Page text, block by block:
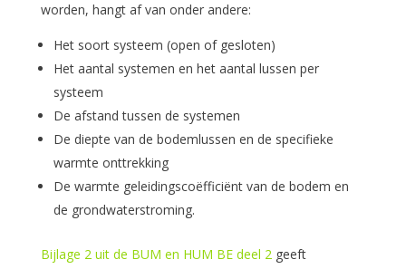
worden, hangt af van onder andere:
Het soort systeem (open of gesloten)
Het aantal systemen en het aantal lussen per
systeem
De afstand tussen de systemen
De diepte van de bodemlussen en de specifieke
warmte onttrekking
De warmte geleidingscoëfficiënt van de bodem en
de grondwaterstroming.
Bijlage 2 uit de BUM en HUM BE deel 2geeft